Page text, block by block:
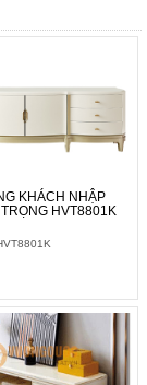
KHÁCH NHẬP
HVT8801K